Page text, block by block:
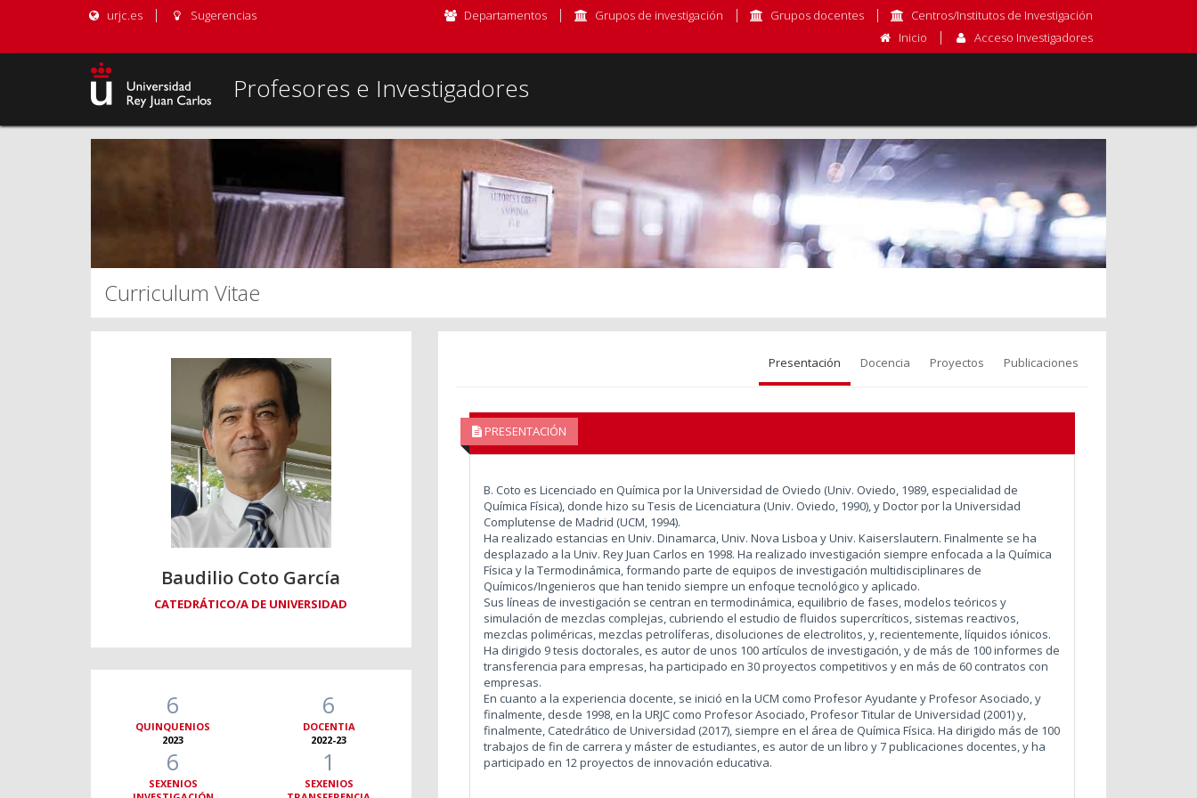
urjc.es Sugerencias Departamentos Grupos de investigación Grupos docentes
Centros/Institutos de Investigación
Inicio
Acceso Investigadores
Profesores e Investigadores
Curriculum Vitae
Baudilio Coto García
CATEDRÁTICO/A DE UNIVERSIDAD
6
QUINQUENIOS
2023
6
DOCENTIA
2022-23
6
SEXENIOS
1
SEXENIOS
Presentación Docencia Proyectos Publicaciones
PRESENTACIÓN
B. Coto es Licenciado en Química por la Universidad de Oviedo (Univ. Oviedo, 1989, especialidad de
Química Física), donde hizo su Tesis de Licenciatura (Univ. Oviedo, 1990), y Doctor por la Universidad
Complutense de Madrid (UCM, 1994).
Ha realizado estancias en Univ. Dinamarca, Univ. Nova Lisboa y Univ. Kaiserslautern. Finalmente se ha
desplazado a la Univ. Rey Juan Carlos en 1998. Ha realizado investigación siempre enfocada a la Química
Física y la Termodinámica, formando parte de equipos de investigación multidisciplinares de
Químicos/Ingenieros que han tenido siempre un enfoque tecnológico y aplicado.
Sus líneas de investigación se centran en termodinámica, equilibrio de fases, modelos teóricos y
simulación de mezclas complejas, cubriendo el estudio de fluidos supercríticos, sistemas reactivos,
mezclas poliméricas, mezclas petrolíferas, disoluciones de electrolitos, y, recientemente, líquidos iónicos.
Ha dirigido 9 tesis doctorales, es autor de unos 100 artículos de investigación, y de más de 100 informes de
transferencia para empresas, ha participado en 30 proyectos competitivos y en más de 60 contratos con
empresas.
En cuanto a la experiencia docente, se inició en la UCM como Profesor Ayudante y Profesor Asociado, y
finalmente, desde 1998, en la URJC como Profesor Asociado, Profesor Titular de Universidad (2001) y,
finalmente, Catedrático de Universidad (2017), siempre en el área de Química Física. Ha dirigido más de 100
trabajos de fin de carrera y máster de estudiantes, es autor de un libro y 7 publicaciones docentes, y ha
participado en 12 proyectos de innovación educativa.